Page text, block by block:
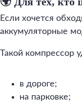
Если хочется
аккумуляторные
Такой компрессор
в дороге;
на парковке;